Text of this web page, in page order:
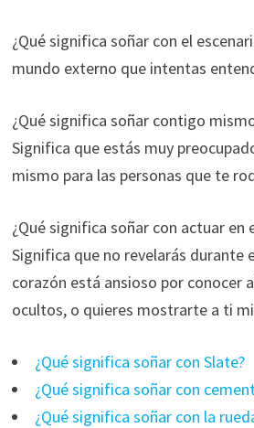
¿Qué significa soñar con el
mundo externo que intentas
¿Qué significa soñar contigo
Significa que estás muy
mismo para las personas que te
¿Qué significa soñar con actuar en
Significa que no revelarás durante
corazón está ansioso por conocer
ocultos, o quieres mostrarte a ti
¿Qué significa soñar con Slate?
¿Qué significa soñar con
¿Qué significa soñar con la